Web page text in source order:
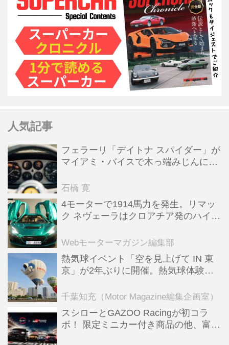
人気記事
フェラーリ「デイトナ スパイダー」が
マイアミ・バイスで木っ端みじんにな
石橋 寛
4モーターで1914馬力を発生。リマッ
ク ネヴェーラはクロアチア発のハイパ
全版／115】
Webモーターマガジン編集部
熱気球イベント「空を見上げて IN 東
京」が2年ぶりに開催。熱気球体験搭
ンテンツも
千葉知充（Motor Magazine編集企画室）
スシローとGAZOO Racingが初コラ
ボ！ 限定ミニカー付き商品の他、富士